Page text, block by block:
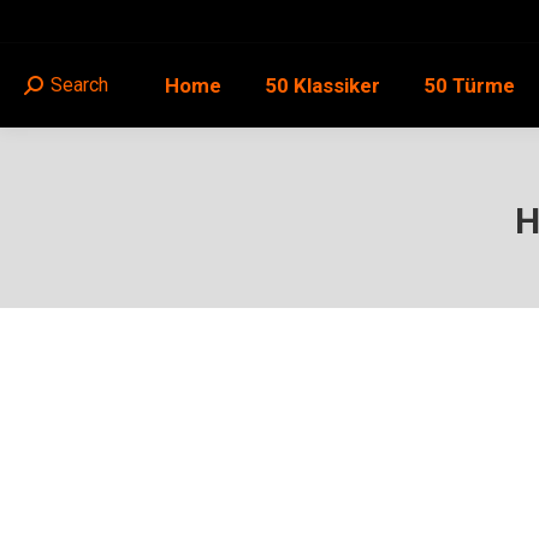
Home 50 Klassiker 50 Türme
Search:
Search